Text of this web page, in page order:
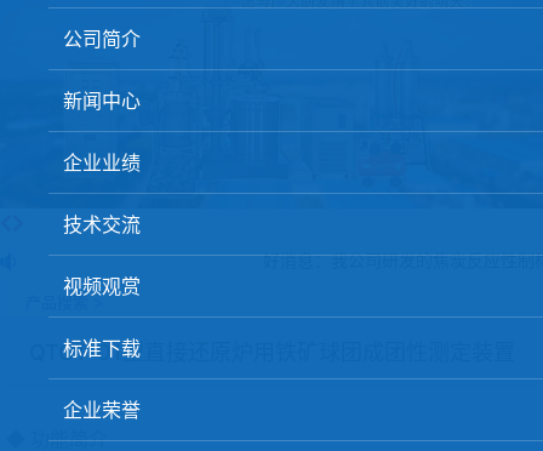
焦炭高温性能检测系统
球团矿/烧结矿/块矿高温冶金性能检测系统
高炉配吹煤检测设备
冶金渣、保护渣等高温物性检测设备
冶金石灰活性度测定仪
矿石、焦炭物理检测及制样设备
公司简介
新闻中心
企业业绩
技术交流
视频观赏
标准下载
企业荣誉
好消息：我公司研发的焦炭反应性制
产品搜索 >
QTCT-01型直接还原炉用铁矿球团成团性测定装置
功能简介